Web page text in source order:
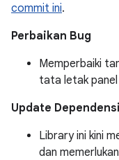
commit ini.
Perbaikan Bug
​​Memperbaiki
tata letak
Update Dependensi
Library ini kini
dan